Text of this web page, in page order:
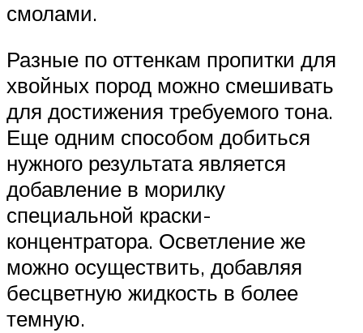
смолами.
Разные по оттенкам пропитки для
хвойных пород можно смешивать
для достижения требуемого тона.
Еще одним способом добиться
нужного результата является
добавление в морилку
специальной краски-
концентратора. Осветление же
можно осуществить, добавляя
бесцветную жидкость в более
темную.